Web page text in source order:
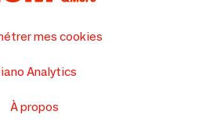
mes cookies
Analytics
À propos